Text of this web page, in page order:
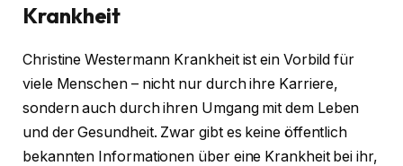
Krankheit
Christine Westermann Krankheit ist ein Vorbild für
viele Menschen – nicht nur durch ihre Karriere,
sondern auch durch ihren Umgang mit dem Leben
und der Gesundheit. Zwar gibt es keine öffentlich
bekannten Informationen über eine Krankheit bei ihr,